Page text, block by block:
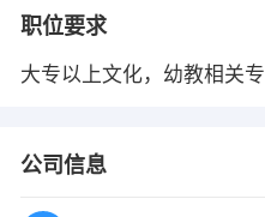
职位要求
大专以上文化，幼教相关
公司信息